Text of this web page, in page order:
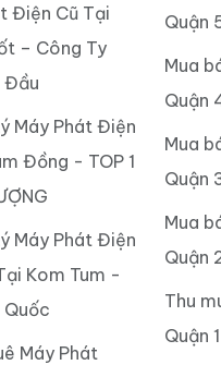
Điện Cũ Tại
– Công Ty
Đầu
Máy Phát Điện
Đồng - TOP 1
Máy Phát Điện
Kom Tum -
Quốc
Máy Phát
Quận
Mua
Quận
Mua
Quận
Mua
Quận
Thu
Quận 1